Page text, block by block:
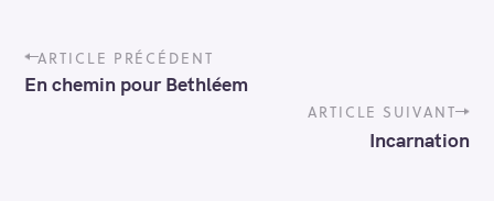
P
o
s
ARTICLE PRÉCÉDENT
En chemin pour Bethléem
ARTICLE SUIVANT
Incarnation